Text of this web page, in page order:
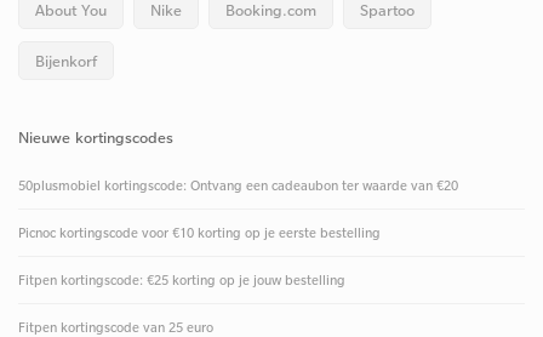
About You Nike Booking.com Spartoo
Bijenkorf
Nieuwe kortingscodes
50plusmobiel kortingscode: Ontvang een cadeaubon ter waarde van €20
Picnoc kortingscode voor €10 korting op je eerste bestelling
Fitpen kortingscode: €25 korting op je jouw bestelling
Fitpen kortingscode van 25 euro